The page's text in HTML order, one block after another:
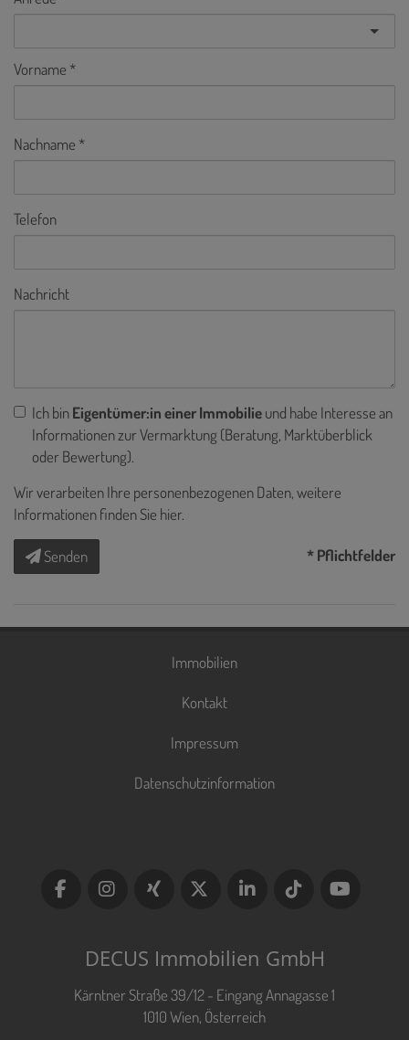
Vorname
Nachname
Telefon
Nachricht
Ich binEigentümer:in einer Immobilieund habe Interesse an
Informationen zur Vermarktung (Beratung, Marktüberblick
oder Bewertung).
Wir verarbeiten Ihre personenbezogenen Daten, weitere
Informationen finden Sie hier.
Senden * Pflichtfelder
Immobilien
Kontakt
Impressum
Datenschutzinformation
DECUS Immobilien GmbH
Kärntner Straße 39/12 - Eingang Annagasse 1
1010 Wien, Österreich